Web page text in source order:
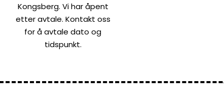
Kongsberg. Vi har åpent
etter avtale. Kontakt oss
for å avtale dato og
tidspunkt.